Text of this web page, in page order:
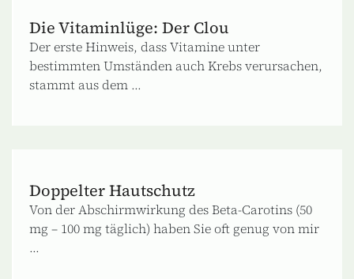
Die Vitaminlüge: Der Clou
Der erste Hinweis, dass Vitamine unter
bestimmten Umständen auch Krebs verursachen,
stammt aus dem ...
Doppelter Hautschutz
Von der Abschirmwirkung des Beta-Carotins (50
mg – 100 mg täglich) haben Sie oft genug von mir
...